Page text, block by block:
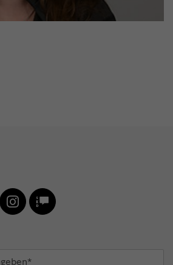
InstagramSKD
Blog